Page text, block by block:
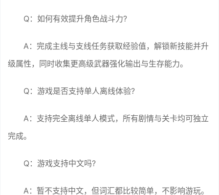
Q：如何有效提升角色战斗力?
A：完成主线与支线任务获取经验值，解锁新技能并升
级属性，同时收集更高级武器强化输出与生存能力。
Q：游戏是否支持单人离线体验?
A：支持完全离线单人模式，所有剧情与关卡均可独立
完成。
Q：游戏支持中文吗?
A：暂不支持中文，但词汇都比较简单，不影响游玩。